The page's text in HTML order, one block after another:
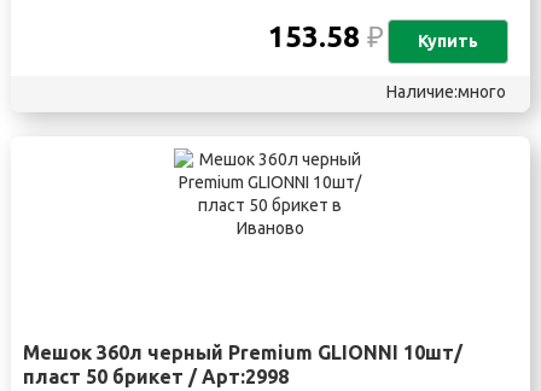
153.58₽ Купить
Наличие:много
Мешок 360л черный Premium GLIONNI 10шт/
пласт 50 брикет / Арт:2998